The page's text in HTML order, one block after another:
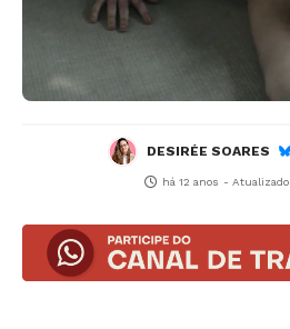
DESIRÉE SOARES
há 12 anos - Atualizado